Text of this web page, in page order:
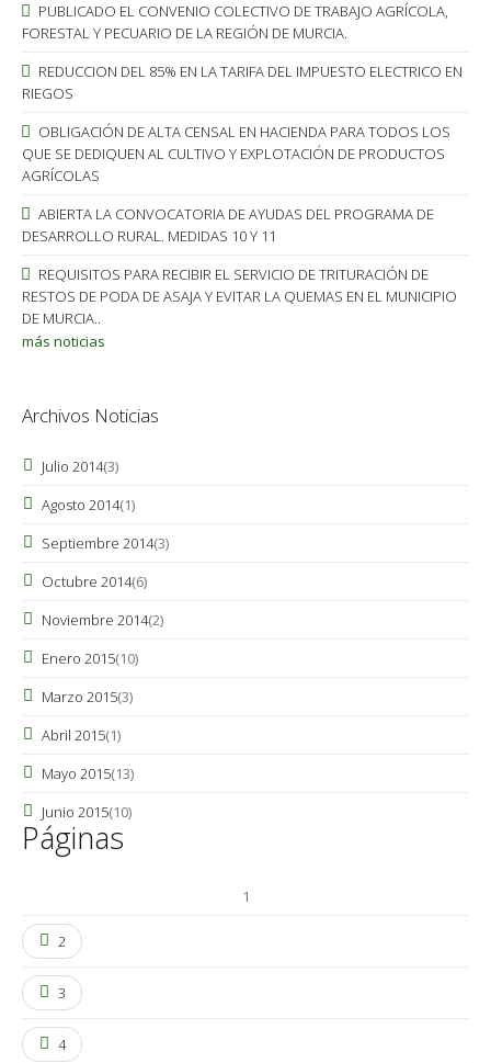
PUBLICADO EL CONVENIO COLECTIVO DE TRABAJO AGRÍCOLA,
FORESTAL Y PECUARIO DE LA REGIÓN DE MURCIA.
REDUCCION DEL 85% EN LA TARIFA DEL IMPUESTO ELECTRICO EN
RIEGOS
OBLIGACIÓN DE ALTA CENSAL EN HACIENDA PARA TODOS LOS
QUE SE DEDIQUEN AL CULTIVO Y EXPLOTACIÓN DE PRODUCTOS
AGRÍCOLAS
ABIERTA LA CONVOCATORIA DE AYUDAS DEL PROGRAMA DE
DESARROLLO RURAL. MEDIDAS 10 Y 11
REQUISITOS PARA RECIBIR EL SERVICIO DE TRITURACIÓN DE
RESTOS DE PODA DE ASAJA Y EVITAR LA QUEMAS EN EL MUNICIPIO
DE MURCIA..
más noticias
Archivos Noticias
Julio 2014(3)
Agosto 2014(1)
Septiembre 2014(3)
Octubre 2014(6)
Noviembre 2014(2)
Enero 2015(10)
Marzo 2015(3)
Abril 2015(1)
Mayo 2015(13)
Junio 2015(10)
Páginas
1
2
3
4